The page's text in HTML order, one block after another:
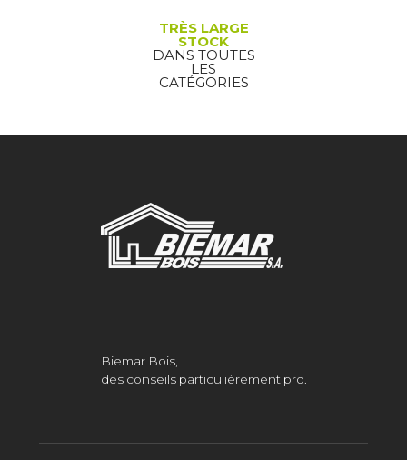
TRÈS LARGE
STOCK
DANS TOUTES
LES
CATÉGORIES
Biemar Bois,
des conseils particulièrement pro.